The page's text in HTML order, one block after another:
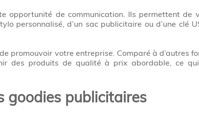
opportunité de communication. Ils permettent de
personnalisé, d’un sac publicitaire ou d’une clé
promouvoir votre entreprise. Comparé à d’autres
des produits de qualité à prix abordable, ce
goodies publicitaires